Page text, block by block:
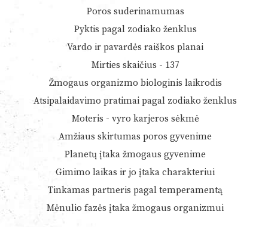
Poros suderinamumas
Pyktis pagal zodiako ženklus
Vardo ir pavardės raiškos planai
Mirties skaičius - 137
Žmogaus organizmo biologinis laikrodis
Atsipalaidavimo pratimai pagal zodiako ženklus
Moteris - vyro karjeros sėkmė
Amžiaus skirtumas poros gyvenime
Planetų įtaka žmogaus gyvenime
Gimimo laikas ir jo įtaka charakteriui
Tinkamas partneris pagal temperamentą
Mėnulio fazės įtaka žmogaus organizmui